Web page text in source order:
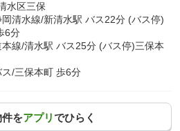
水区三保
清水線/新清水駅 バス22分 (バス停)
6分
本線/清水駅 バス25分 (バス停)三保本
ス/三保本町 歩6分
件をアプリでひらく